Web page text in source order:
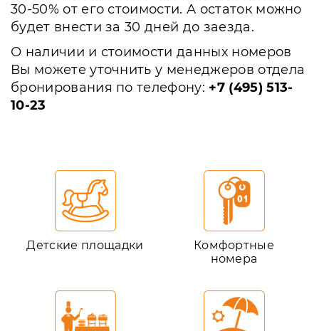
30-50% от его стоимости. А остаток можно
будет внести за 30 дней до заезда.
О наличии и стоимости данных номеров
Вы можете уточнить у менеджеров отдела
бронирования по телефону: +7 (495) 513-
10-23
Детские площадки
Комфортные
номера